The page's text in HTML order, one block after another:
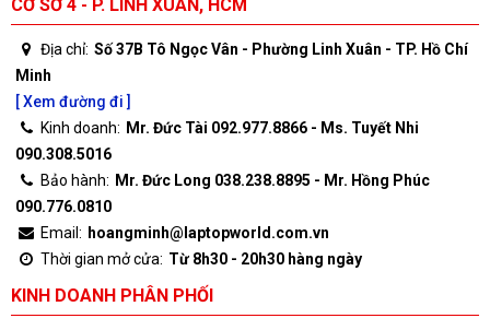
CƠ SỞ 4 - P. LINH XUÂN, HCM
Địa chỉ: Số 37B Tô Ngọc Vân - Phường Linh Xuân - TP. Hồ Chí
Minh
[ Xem đường đi ]
Kinh doanh: Mr. Đức Tài 092.977.8866 - Ms. Tuyết Nhi
090.308.5016
Bảo hành: Mr. Đức Long 038.238.8895 - Mr. Hồng Phúc
090.776.0810
Email: hoangminh@laptopworld.com.vn
Thời gian mở cửa: Từ 8h30 - 20h30 hàng ngày
KINH DOANH PHÂN PHỐI